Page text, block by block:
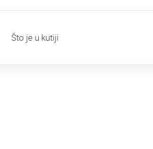
Što je u kutiji